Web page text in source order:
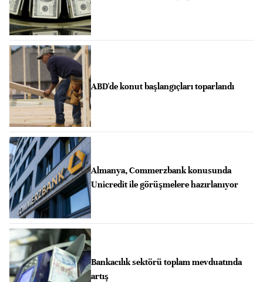
ABD'de konut başlangıçları toparlandı
Almanya, Commerzbank konusunda
Unicredit ile görüşmelere hazırlanıyor
Bankacılık sektörü toplam mevduatında
artış